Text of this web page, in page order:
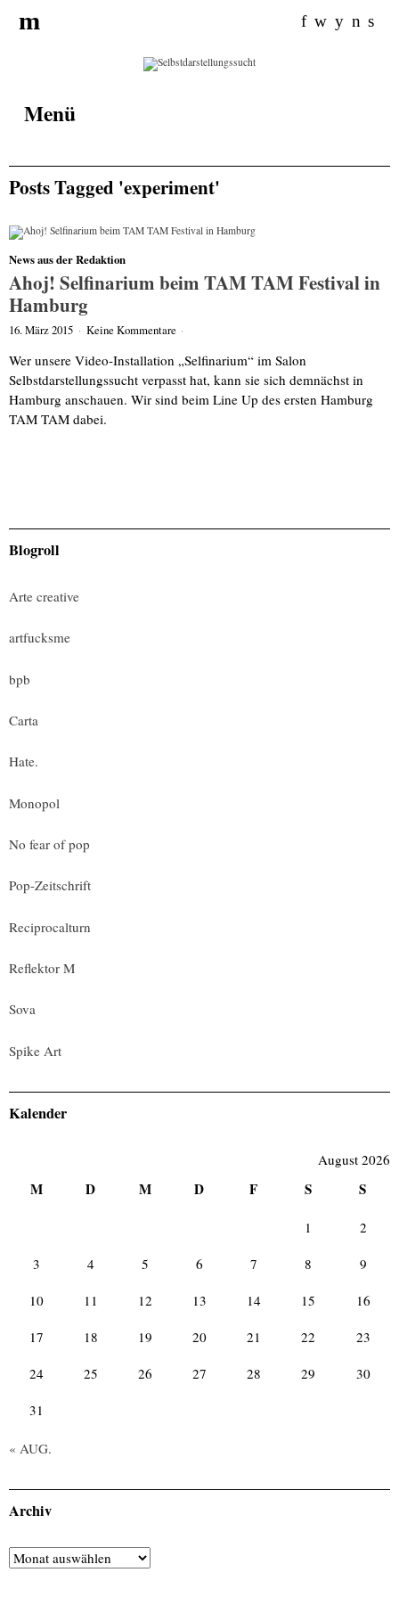
f w y n s
m
Menü
Posts Tagged 'experiment'
News aus der Redaktion
Ahoj! Selfinarium beim TAM TAM Festival in
Hamburg
16. März 2015 · Keine Kommentare ·
Wer unsere Video-Installation „Selfinarium“ im Salon
Selbstdarstellungssucht verpasst hat, kann sie sich demnächst in
Hamburg anschauen. Wir sind beim Line Up des ersten Hamburg
TAM TAM dabei.
Blogroll
Arte creative
artfucksme
bpb
Carta
Hate.
Monopol
No fear of pop
Pop-Zeitschrift
Reciprocalturn
Reflektor M
Sova
Spike Art
Kalender
August 2026
M D M D F S S
« AUG.
1 2
3 4 5 6 7 8 9
10 11 12 13 14 15 16
17 18 19 20 21 22 23
24 25 26 27 28 29 30
31
Archiv
Archiv